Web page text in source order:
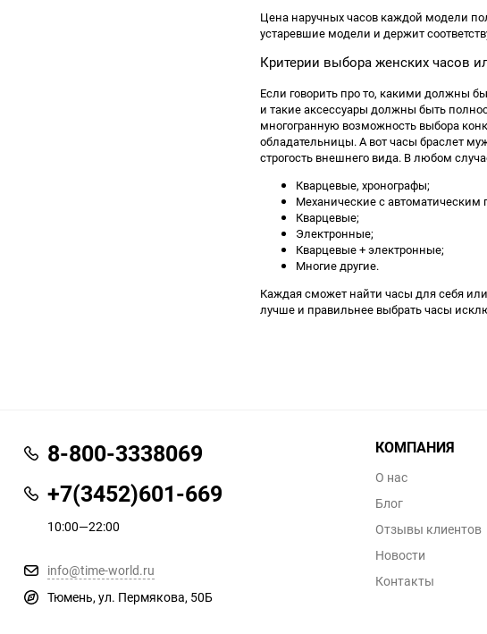
Цена наручных часов каждой модели
устаревшие модели и держит
Критерии выбора женских часов
Если говорить про то, какими должны
и такие аксессуары должны быть
многогранную возможность выбора
обладательницы. А вот часы браслет
строгость внешнего вида. В любом
Кварцевые, хронографы;
Механические с автоматическим
Кварцевые;
Электронные;
Кварцевые + электронные;
Многие другие.
Каждая сможет найти часы для себя
лучше и правильнее выбрать часы
8-800-3338069
+7(3452)601-669
10:00—22:00
info@time-world.ru
Тюмень, ул. Пермякова, 50Б
КОМПАНИЯ
О нас
Блог
Отзывы клиентов
Новости
Контакты